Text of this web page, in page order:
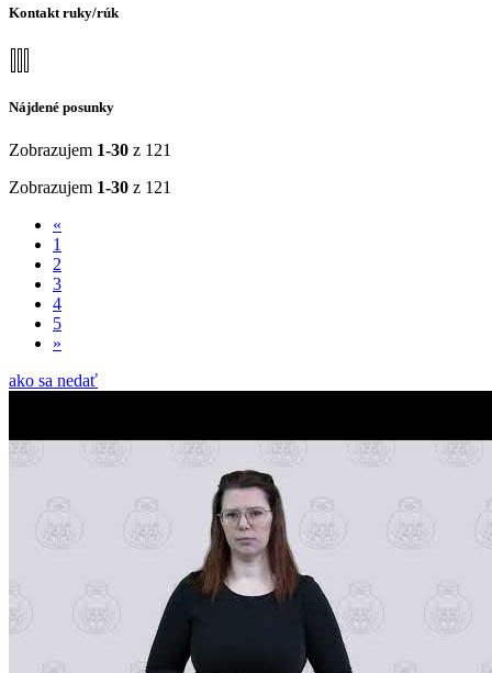
Kontakt ruky/rúk
Nájdené posunky
Zobrazujem 1-30 z 121
Zobrazujem 1-30 z 121
«
1
2
3
4
5
»
ako sa nedať